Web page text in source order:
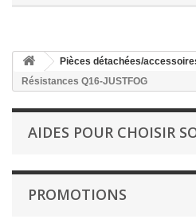
Pièces détachées/
Résistances Q16-JUSTFOG
AIDES POUR CHOISIR
PROMOTIONS